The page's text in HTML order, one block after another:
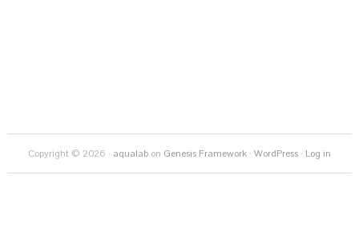
Copyright © 2026 · aqualabon Genesis Framework· WordPress· Log in